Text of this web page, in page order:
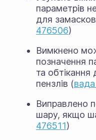
параметрів
для
476506)
Вимкнено
позначення
та
пензлів (
Виправлено
шару, якщо
476511)